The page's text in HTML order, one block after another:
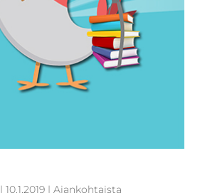
|10.1.2019 |Ajankohtaista